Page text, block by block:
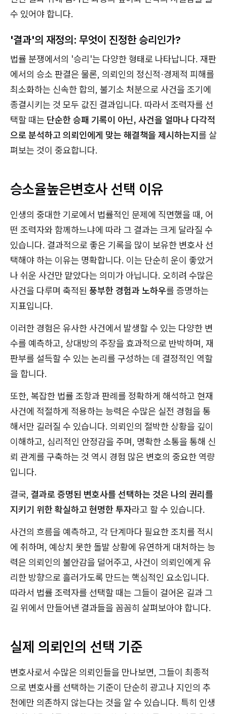
수 있어야 합니다.
'결과'의 재정의: 무엇이 진정한 승리인가?
법률 분쟁에서의 '승리'는 다양한 형태로 나타납니다. 재판
에서의 승소 판결은 물론, 의뢰인의 정신적·경제적 피해를
최소화하는 신속한 합의, 불기소 처분으로 사건을 조기에
종결시키는 것 모두 값진 결과입니다. 따라서 조력자를 선
택할 때는 단순한 승패 기록이 아닌, 사건을 얼마나 다각적
으로 분석하고 의뢰인에게 맞는 해결책을 제시하는지를 살
펴보는 것이 중요합니다.
승소율높은변호사 선택 이유
인생의 중대한 기로에서 법률적인 문제에 직면했을 때, 어
떤 조력자와 함께하느냐에 따라 그 결과는 크게 달라질 수
있습니다. 결과적으로 좋은 기록을 많이 보유한 변호사 선
택해야 하는 이유는 명확합니다. 이는 단순히 운이 좋았거
나 쉬운 사건만 맡았다는 의미가 아닙니다. 오히려 수많은
사건을 다루며 축적된 풍부한 경험과 노하우를 증명하는
지표입니다.
이러한 경험은 유사한 사건에서 발생할 수 있는 다양한 변
수를 예측하고, 상대방의 주장을 효과적으로 반박하며, 재
판부를 설득할 수 있는 논리를 구성하는 데 결정적인 역할
을 합니다.
또한, 복잡한 법률 조항과 판례를 정확하게 해석하고 현재
사건에 적절하게 적용하는 능력은 수많은 실전 경험을 통
해서만 길러질 수 있습니다. 의뢰인의 절박한 상황을 깊이
이해하고, 심리적인 안정감을 주며, 명확한 소통을 통해 신
뢰 관계를 구축하는 것 역시 경험 많은 변호의 중요한 역량
입니다.
결국, 결과로 증명된 변호사를 선택하는 것은 나의 권리를
지키기 위한 확실하고 현명한 투자라고 할 수 있습니다.
사건의 흐름을 예측하고, 각 단계마다 필요한 조치를 적시
에 취하며, 예상치 못한 돌발 상황에 유연하게 대처하는 능
력은 의뢰인의 불안감을 덜어주고, 사건이 의뢰인에게 유
리한 방향으로 흘러가도록 만드는 핵심적인 요소입니다.
따라서 법률 조력자를 선택할 때는 그들이 걸어온 길과 그
길 위에서 만들어낸 결과들을 꼼꼼히 살펴보아야 합니다.
실제 의뢰인의 선택 기준
변호사로서 수많은 의뢰인들을 만나보면, 그들이 최종적
으로 변호사를 선택하는 기준이 단순히 광고나 지인의 추
천에만 의존하지 않는다는 것을 알 수 있습니다. 특히 인생